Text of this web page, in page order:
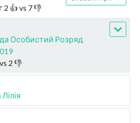
2 👍 vs 7👎
Особистий Розряд
2 👎